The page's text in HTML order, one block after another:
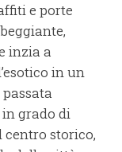
e porte
inzia a
in un
grado di
storico,